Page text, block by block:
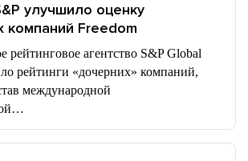
улучшило оценку
компаний Freedom
рейтинговое агентство S&P Global
рейтинги «дочерних» компаний,
международной